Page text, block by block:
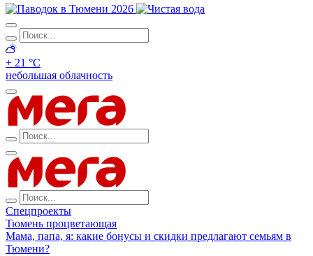
+ 21 °С
небольшая облачность
Спецпроекты
Тюмень процветающая
Мама, папа, я: какие бонусы и скидки предлагают семьям в
Тюмени?